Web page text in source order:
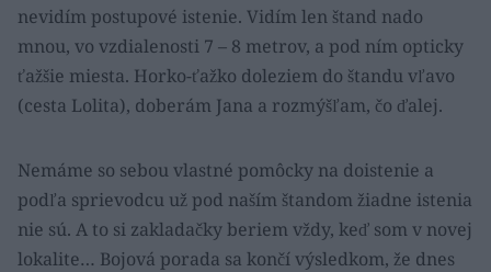
nevidím postupové istenie. Vidím len štand nado
mnou, vo vzdialenosti 7 – 8 metrov, a pod ním opticky
ťažšie miesta. Horko-ťažko doleziem do štandu vľavo
(cesta Lolita), doberám Jana a rozmýšľam, čo ďalej.
Nemáme so sebou vlastné pomôcky na doistenie a
podľa sprievodcu už pod naším štandom žiadne istenia
nie sú. A to si zakladačky beriem vždy, keď som v novej
lokalite… Bojová porada sa končí výsledkom, že dnes